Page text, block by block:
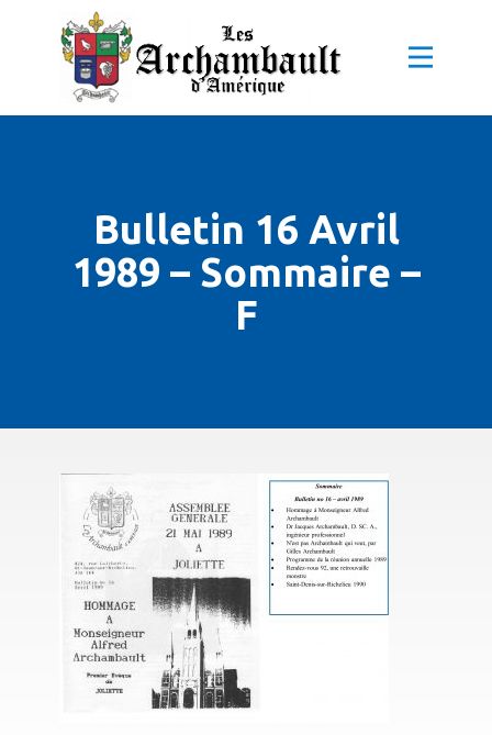
Bulletin 16 Avril
1989 – Sommaire –
F